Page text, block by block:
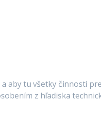
aby tu všetky činnosti
z hľadiska